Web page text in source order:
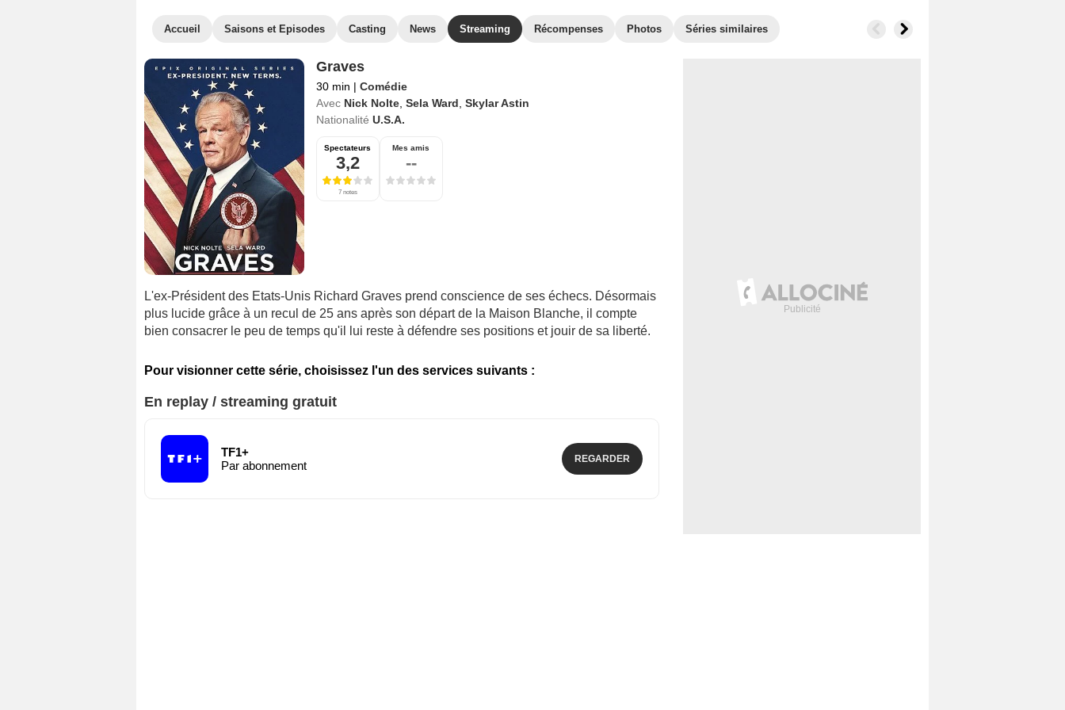
Accueil Saisons et Episodes Casting News Streaming Récompenses Photos Séries similaires
Graves
30 min | Comédie
Avec Nick Nolte, Sela Ward Skylar Astin
Nationalité U.S.A.
Spectateurs
3,2
7 notes
Mes amis
--
L'ex-Président des Etats-Unis Richard Graves prend conscience de ses échecs. Désormais
plus lucide grâce à un recul de 25 ans après son départ de la Maison Blanche, il compte
bien consacrer le peu de temps qu'il lui reste à défendre ses positions et jouir de sa liberté.
Pour visionner cette série, choisissez l'un des services suivants :
En replay / streaming gratuit
TF1+
Par abonnement
REGARDER